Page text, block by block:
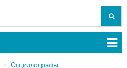
Осциллографы